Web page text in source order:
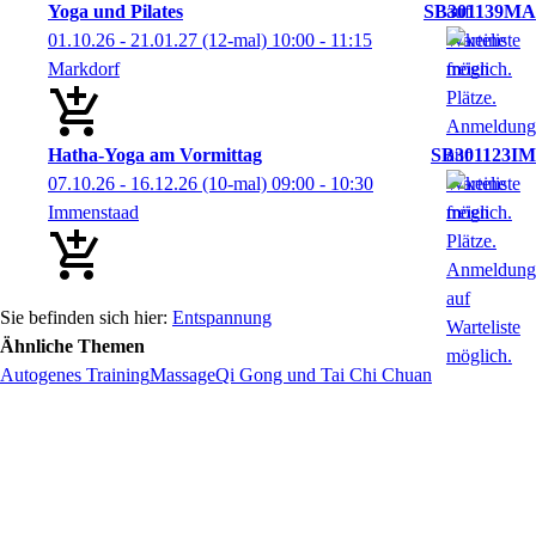
Yoga und Pilates
SB301139MA
01.10.26 - 21.01.27 (12-mal) 10:00 - 11:15
Markdorf
Hatha-Yoga am Vormittag
SB301123IM
07.10.26 - 16.12.26 (10-mal) 09:00 - 10:30
Immenstaad
Entspannung
Ähnliche Themen
Autogenes TrainingMassageQi Gong und Tai Chi Chuan